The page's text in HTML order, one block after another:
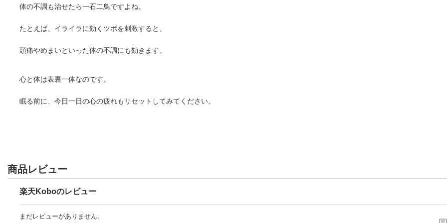
体の不調も治せたら一石二鳥ですよね。
たとえば、イライラに効くツボを刺激すると、
頭痛やめまいといった体の不調にも効きます。
心と体は表裏一体なのです。
眠る前に、今日一日の心の疲れもリセットしてみてください。
商品レビュー
楽天Koboのレビュー
まだレビューがありません。